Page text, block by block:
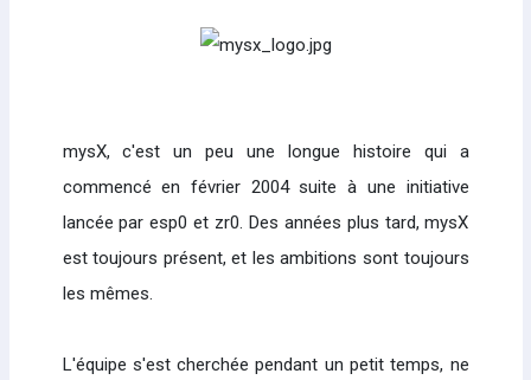
mysX, c'est un peu une longue histoire qui a
commencé en février 2004 suite à une initiative
lancée par esp0 et zr0. Des années plus tard, mysX
est toujours présent, et les ambitions sont toujours
les mêmes.
L'équipe s'est cherchée pendant un petit temps, ne